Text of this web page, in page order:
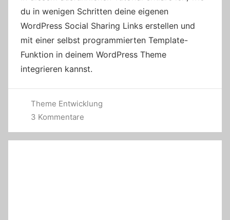
du in wenigen Schritten deine eigenen
WordPress Social Sharing Links erstellen und
mit einer selbst programmierten Template-
Funktion in deinem WordPress Theme
integrieren kannst.
Theme Entwicklung
3 Kommentare